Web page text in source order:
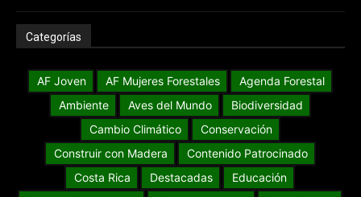
Categorías
AF Joven AF Mujeres Forestales
Agenda Forestal
Ambiente
Aves del Mundo
Biodiversidad
Cambio Climático
Conservación
Construir con Madera
Contenido Patrocinado
Costa Rica
Destacadas
Educación